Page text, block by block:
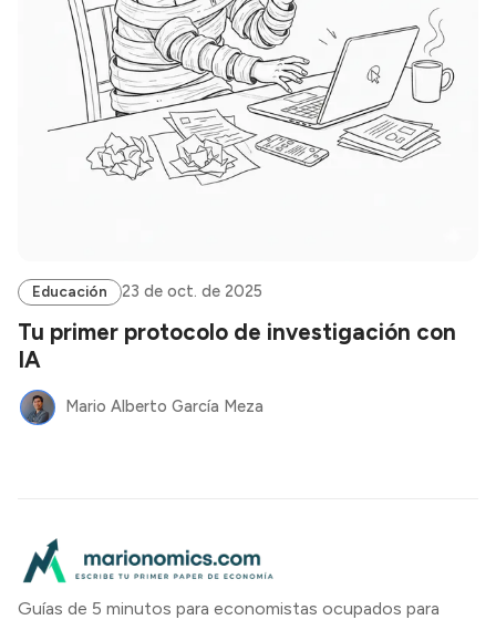
Educación 23 de oct. de 2025
Tu primer protocolo de investigación con
IA
Mario Alberto García Meza
Guías de 5 minutos para economistas ocupados para